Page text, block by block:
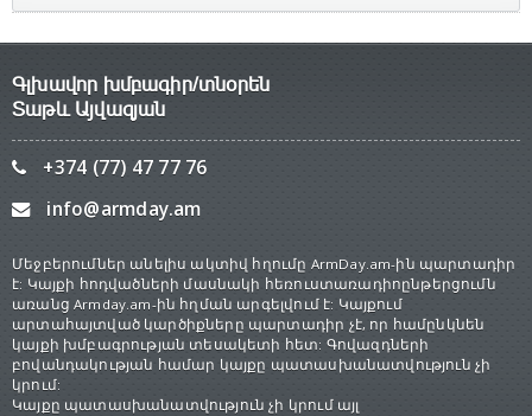
Գլխավոր խմբագիր/տնօրեն
Տաթև Այվազյան
+374 (77) 47 77 76
info@armday.am
Մեջբերումներ անելիս ակտիվ հղումը ArmDay.am-ին պարտադիր
է: Կայքի հոդվածների մասնակի հեռուստառադիոընթերցումն
առանց Armday.am-ին հղման արգելվում է: Կայքում
արտահայտված կարծիքները պարտադիր չէ, որ համընկնեն
կայքի խմբագրության տեսակետի հետ: Գովազդների
բովանդակության համար կայքը պատասխանատվություն չի
կրում:
Կայքը պատասխանատվություն չի կրում այլ